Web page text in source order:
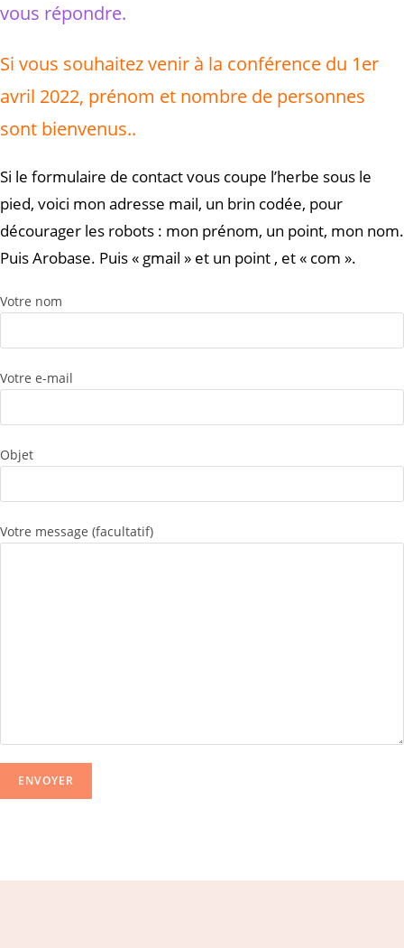
vous répondre.
Si vous souhaitez venir à la conférence du 1er
avril 2022, prénom et nombre de personnes
sont bienvenus..
Si le formulaire de contact vous coupe l’herbe sous le
pied, voici mon adresse mail, un brin codée, pour
décourager les robots : mon prénom, un point, mon nom.
Puis Arobase. Puis « gmail » et un point , et « com ».
Votre nom
Votre e-mail
Objet
Votre message (facultatif)